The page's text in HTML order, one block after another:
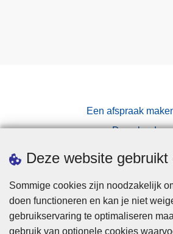
Deze website gebruikt
Sommige cookies zijn noodzakelijk
doen functioneren en kan je niet
gebruikservaring te optimaliseren
gebruik van optionele cookies
Een afspraak
Downloads
Pers